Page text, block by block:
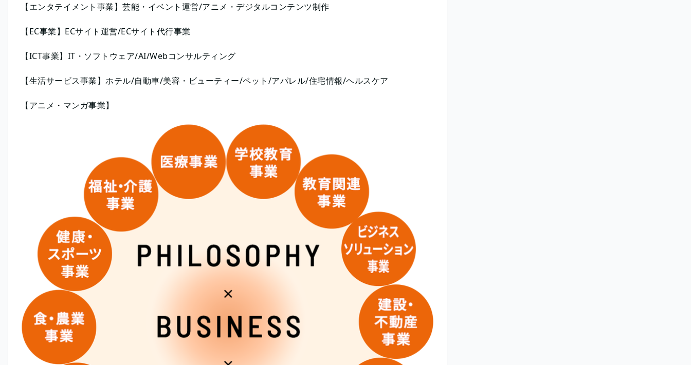
【エンタテイメント事業】芸能・イベント運営/アニメ・デジタルコンテンツ制作
【EC事業】ECサイト運営/ECサイト代行事業
【ICT事業】IT・ソフトウェア/AI/Webコンサルティング
【生活サービス事業】ホテル/自動車/美容・ビューティー/ペット/アパレル/住宅情報/ヘルスケア
【アニメ・マンガ事業】